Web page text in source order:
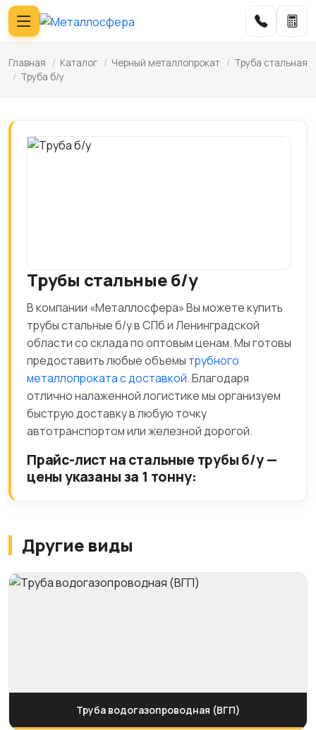
Главная / Каталог / Черный металлопрокат / Труба стальная
/ Труба б/у
Трубы стальные б/у
В компании «Металлосфера» Вы можете купить
трубы стальные б/у в СПб и Ленинградской
области со склада по оптовым ценам. Мы готовы
предоставить любые объемы трубного
металлопроката с доставкой. Благодаря
отлично налаженной логистике мы организуем
быструю доставку в любую точку
автотранспортом или железной дорогой.
Прайс-лист на стальные трубы б/у —
цены указаны за 1 тонну:
Другие виды
Труба водогазопроводная (ВГП)